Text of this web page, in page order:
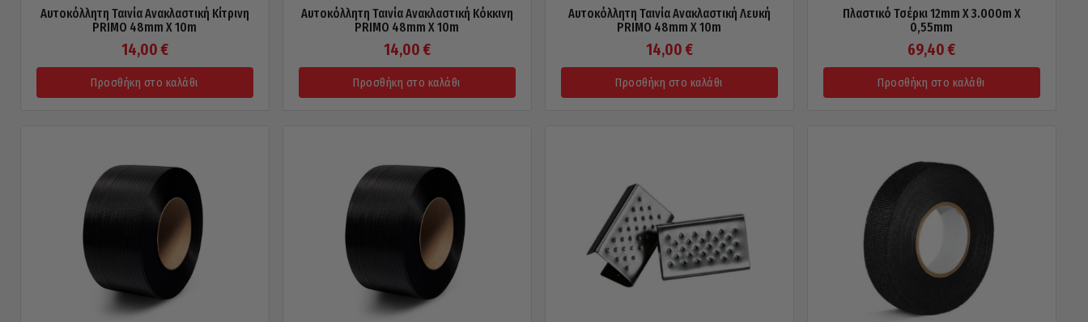
Αυτοκόλλητη Ταινία Ανακλαστική Κίτρινη
PRIMO 48mm X 10m
14,00 €
Προσθήκη στο καλάθι
Αυτοκόλλητη Ταινία Ανακλαστική Κόκκινη
PRIMO 48mm X 10m
14,00 €
Προσθήκη στο καλάθι
Αυτοκόλλητη Ταινία Ανακλαστική Λευκή
PRIMO 48mm X 10m
14,00 €
Προσθήκη στο καλάθι
Πλαστικό Τσέρκι 12mm X 3.000m X
0,55mm
69,40 €
Προσθήκη στο καλάθι